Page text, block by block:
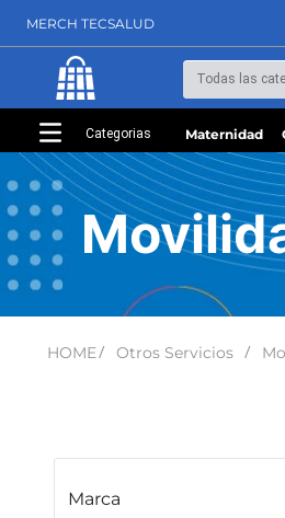
MERCH TECSALUD
Categorias Maternidad
Otros Servicios
Marca